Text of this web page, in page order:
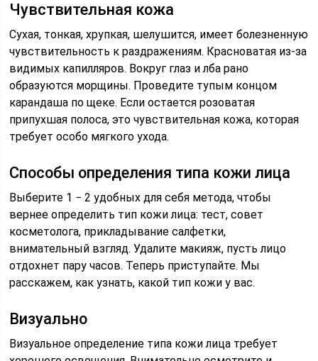
Чувствительная кожа
Сухая, тонкая, хрупкая, шелушится, имеет болезненную
чувствительность к раздражениям. Красноватая из-за
видимых капилляров. Вокруг глаз и лба рано
образуются морщины. Проведите тупым концом
карандаша по щеке. Если остается розоватая
припухшая полоса, это чувствительная кожа, которая
требует особо мягкого ухода.
Способы определения типа кожи лица
Выберите 1 − 2 удобных для себя метода, чтобы
вернее определить тип кожи лица: тест, совет
косметолога, прикладывание салфетки,
внимательный взгляд. Удалите макияж, пусть лицо
отдохнет пару часов. Теперь приступайте. Мы
расскажем, как узнать, какой тип кожи у вас.
Визуально
Визуальное определение типа кожи лица требует